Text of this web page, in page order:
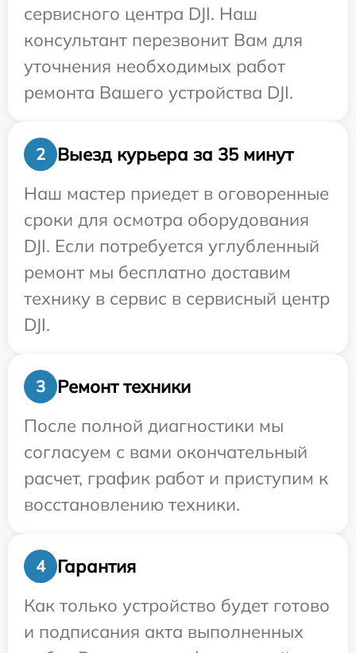
сервисного центра DJI. Наш
консультант перезвонит Вам для
уточнения необходимых работ
ремонта Вашего устройства DJI.
2
Выезд курьера за 35 минут
Наш мастер приедет в оговоренные
сроки для осмотра оборудования
DJI. Если потребуется углубленный
ремонт мы бесплатно доставим
технику в сервис в сервисный центр
DJI.
3
Ремонт техники
После полной диагностики мы
согласуем с вами окончательный
расчет, график работ и приступим к
восстановлению техники.
4
Гарантия
Как только устройство будет готово
и подписания акта выполненных